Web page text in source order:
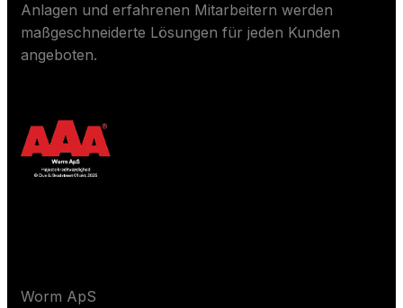
Anlagen und erfahrenen Mitarbeitern werden
maßgeschneiderte Lösungen für jeden Kunden
angeboten.
Worm ApS